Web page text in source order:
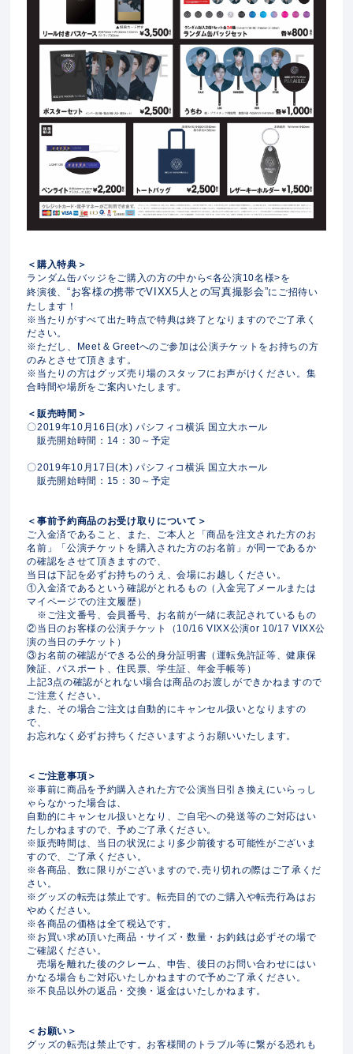
＜購入特典＞
ランダム缶バッジをご購入の方の中から<各公演10名様>を
終演後、“お客様の携帯でVIXX5人との写真撮影会”にご招待い
たします！
※当たりがすべて出た時点で特典は終了となりますのでご了承く
ださい。
※ただし、Meet & Greetへのご参加は公演チケットをお持ちの方
のみとさせて頂きます。
※当たりの方はグッズ売り場のスタッフにお声がけください。集
合時間や場所をご案内いたします。
＜販売時間＞
〇2019年10月16日(水) パシフィコ横浜 国立大ホール
販売開始時間：14：30～予定
〇2019年10月17日(木) パシフィコ横浜 国立大ホール
販売開始時間：15：30～予定
＜事前予約商品のお受け取りについて＞
ご入金済であること、また、ご本人と「商品を注文された方のお
名前」「公演チケットを購入された方のお名前」が同一であるか
の確認をさせて頂きますので、
当日は下記を必ずお持ちのうえ、会場にお越しください。
①入金済であるという確認がとれるもの（入金完了メールまたは
マイページでの注文履歴）
※ご注文番号、会員番号、お名前が一緒に表記されているもの
②当日のお客様の公演チケット（10/16 VIXX公演or 10/17 VIXX公
演の当日のチケット）
③お名前の確認ができる公的身分証明書（運転免許証等、健康保
険証、パスポート、住民票、学生証、年金手帳等）
上記3点の確認がとれない場合は商品のお渡しができかねますので
ご注意ください。
また、その場合ご注文は自動的にキャンセル扱いとなりますの
で、
お忘れなく必ずお持ちくださいますようお願いいたします。
＜ご注意事項＞
※事前に商品を予約購入された方で公演当日引き換えにいらっし
ゃらなかった場合は、
自動的にキャンセル扱いとなり、ご自宅への発送等のご対応はい
たしかねますので、予めご了承ください。
※販売時間は、当日の状況により多少前後する可能性がございま
すので、ご了承ください。
※各商品、数に限りがございますので､売り切れの際はご了承くだ
さい。
※グッズの転売は禁止です。転売目的でのご購入や転売行為はお
やめください。
※各商品の価格は全て税込です。
※お買い求め頂いた商品・サイズ・数量・お釣銭は必ずその場で
ご確認ください。
売場を離れた後のクレーム、申告、後日のお問い合わせにはい
かなる場合もご対応いたしかねますので予めご了承ください。
※不良品以外の返品・交換・返金はいたしかねます。
＜お願い＞
グッズの転売は禁止です。お客様間のトラブル等に繋がる恐れも